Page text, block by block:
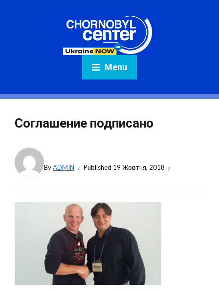
Menu
Соглашение подписано
ByADMIN Published 19 Жовтня, 2018